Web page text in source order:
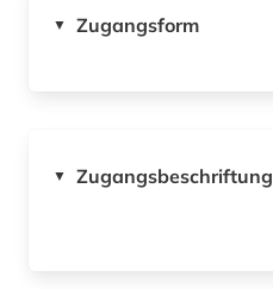
▼ Zugangsform
▼ Zugangsbeschriftung